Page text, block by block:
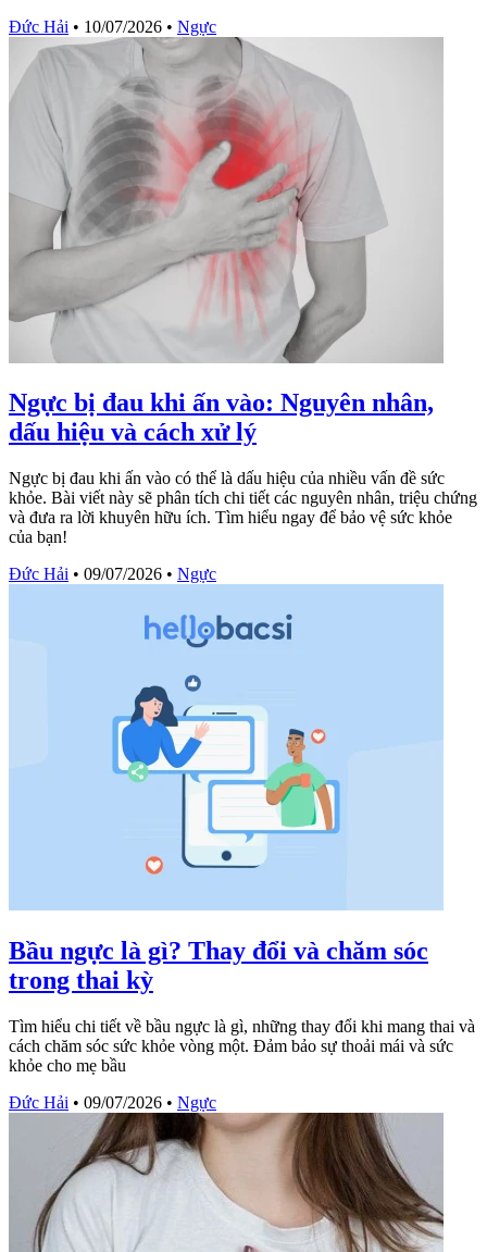
Đức Hải • 10/07/2026 • Ngực
Ngực bị đau khi ấn vào: Nguyên nhân,
dấu hiệu và cách xử lý
Ngực bị đau khi ấn vào có thể là dấu hiệu của nhiều vấn đề sức
khỏe. Bài viết này sẽ phân tích chi tiết các nguyên nhân, triệu chứng
và đưa ra lời khuyên hữu ích. Tìm hiểu ngay để bảo vệ sức khỏe
của bạn!
Đức Hải • 09/07/2026 • Ngực
Bầu ngực là gì? Thay đổi và chăm sóc
trong thai kỳ
Tìm hiểu chi tiết về bầu ngực là gì, những thay đổi khi mang thai và
cách chăm sóc sức khỏe vòng một. Đảm bảo sự thoải mái và sức
khỏe cho mẹ bầu
Đức Hải • 09/07/2026 • Ngực